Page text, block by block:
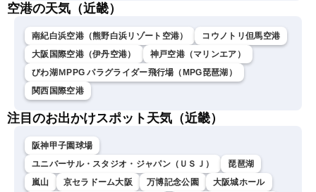
空港の天気（近畿）
南紀白浜空港（熊野白浜リゾート空港）
コウノトリ但馬空港
大阪国際空港（伊丹空港）
神戸空港（マリンエア）
びわ湖ＭPPG パラグライダー飛行場（MPG琵琶湖）
関西国際空港
注目のお出かけスポット天気（近畿）
阪神甲子園球場
ユニバーサル・スタジオ・ジャパン（ＵＳＪ）
琵琶湖
嵐山
京セラドーム大阪 万博記念公園 大阪城ホール